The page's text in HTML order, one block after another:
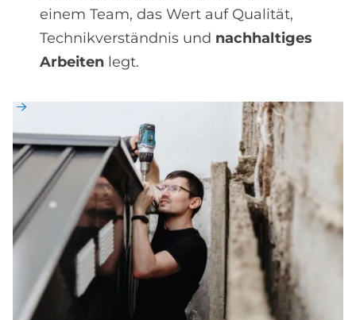
einem Team, das Wert auf Qualität,
Technikverständnis und nachhaltiges
Arbeiten legt.